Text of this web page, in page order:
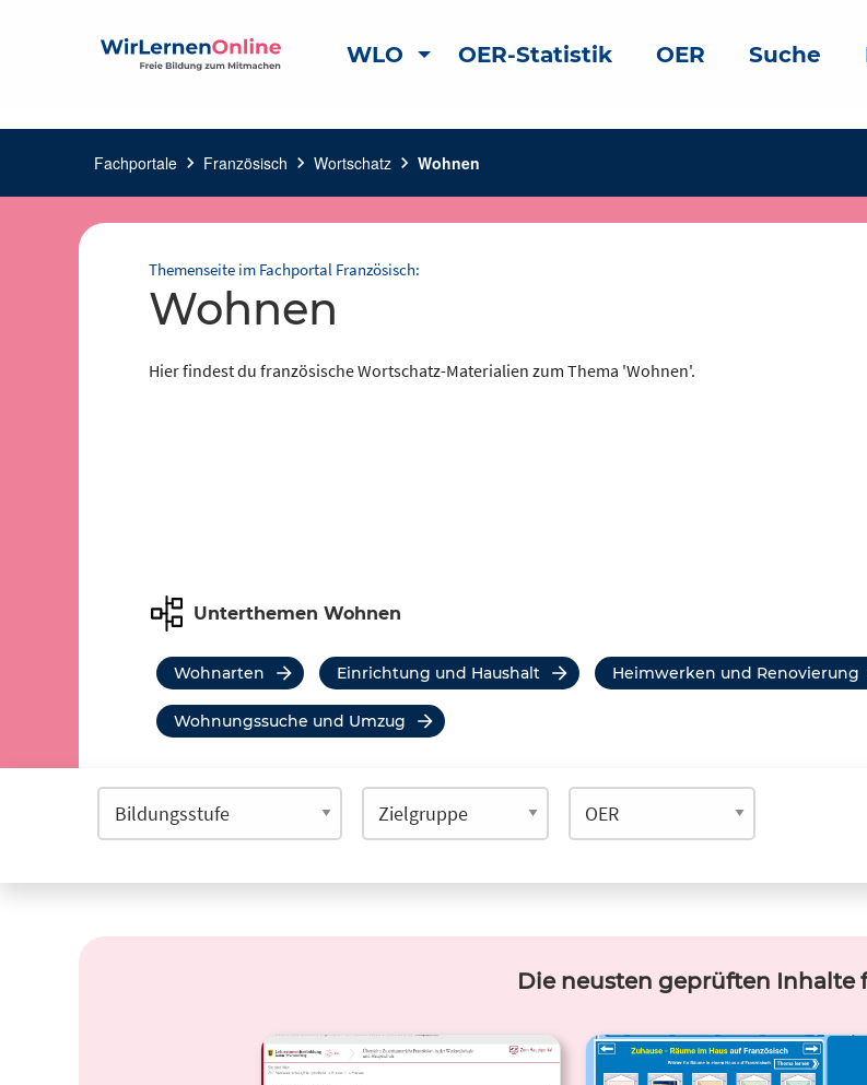
WLO OER-Statistik OER Suche
Fachportale chevron_right Französisch chevron_right Wortschatz chevron_right Wohnen
Themenseite im Fachportal Französisch:
Wohnen
Hier findest du französische Wortschatz-Materialien zum Thema 'Wohnen'.
Unterthemen Wohnen
Wohnarten Einrichtung und Haushalt Heimwerken und Renovierung
Wohnungssuche und Umzug
Die neusten geprüften Inhalte